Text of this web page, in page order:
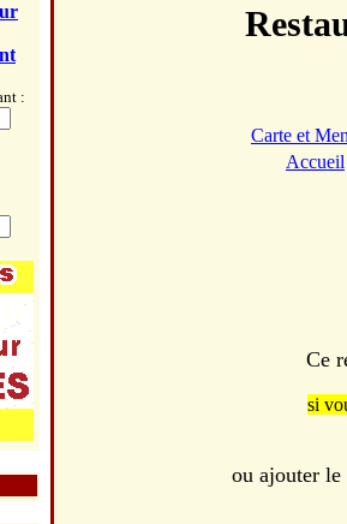
:
Carte et
Accueil
Ce
si
ou ajouter